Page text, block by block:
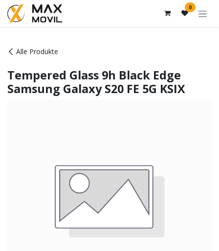
Zum Inhalt springen 0
Alle Produkte
Tempered Glass 9h Black Edge
Samsung Galaxy S20 FE 5G KSIX